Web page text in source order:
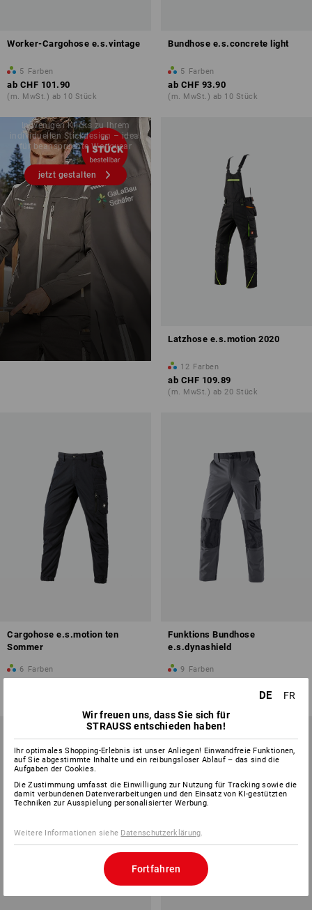
Worker-Cargohose e.s.vintage
5 Farben
ab CHF 101.90
(m. MwSt.) ab 10 Stück
Bundhose e.s.concrete light
5 Farben
ab CHF 93.90
(m. MwSt.) ab 10 Stück
GESTALTEN SIE
SELBST!
In wenigen Klicks zu Ihrem
individuellen Stickdesign – ideal
für beanspruchte Workwear
jetzt gestalten
Latzhose e.s.motion 2020
12 Farben
ab CHF 109.89
(m. MwSt.) ab 20 Stück
Cargohose e.s.motion ten
Sommer
6 Farben
Funktions Bundhose
e.s.dynashield
9 Farben
DE
FR
Wir freuen uns, dass Sie sich für
STRAUSS entschieden haben!
Ihr optimales Shopping-Erlebnis ist unser Anliegen! Einwandfreie Funktionen,
auf Sie abgestimmte Inhalte und ein reibungsloser Ablauf – das sind die
Aufgaben der Cookies.
Die Zustimmung umfasst die Einwilligung zur Nutzung für Tracking sowie die
damit verbundenen Datenverarbeitungen und den Einsatz von KI-gestützten
Techniken zur Ausspielung personalisierter Werbung.
Weitere Informationen siehe Datenschutzerklärung.
Fortfahren